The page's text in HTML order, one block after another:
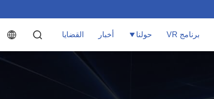
برنامج VR حولنا أخبار القضايا